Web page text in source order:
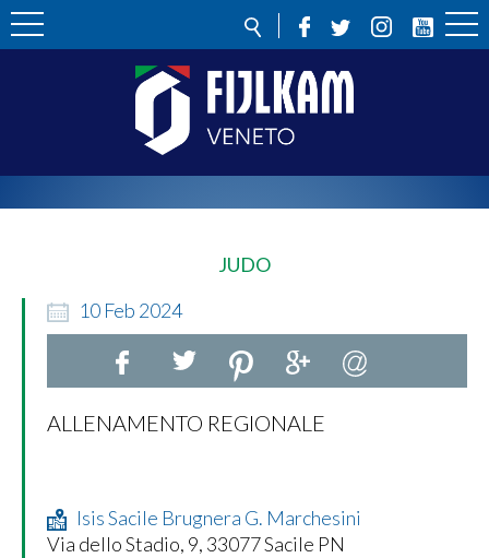
JUDO
10 Feb 2024
ALLENAMENTO REGIONALE
Isis Sacile Brugnera G. Marchesini
Via dello Stadio, 9, 33077 Sacile PN